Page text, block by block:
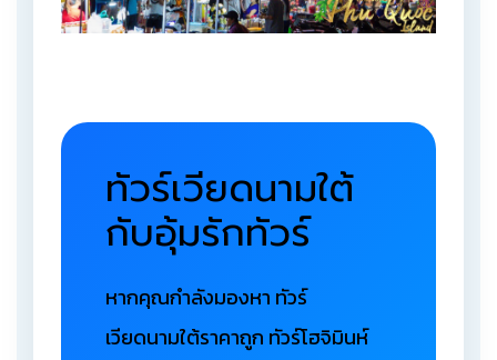
ทัวร์เวียดนามใต้
กับอุ้มรักทัวร์
หากคุณกำลังมองหา ทัวร์
เวียดนามใต้ราคาถูก ทัวร์โฮจิมินห์